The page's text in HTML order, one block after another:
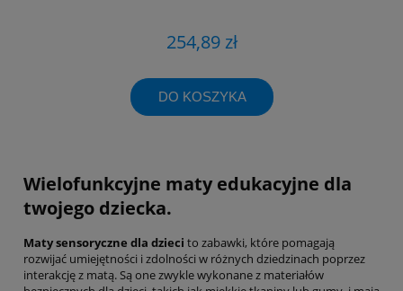
254,89 zł
DO KOSZYKA
Wielofunkcyjne maty edukacyjne dla
twojego dziecka.
Maty sensoryczne dla dzieci to zabawki, które pomagają
rozwijać umiejętności i zdolności w różnych dziedzinach poprzez
interakcję z matą. Są one zwykle wykonane z materiałów